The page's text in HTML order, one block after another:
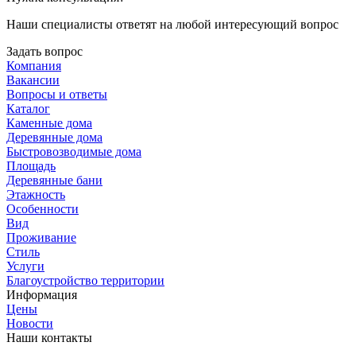
Наши специалисты ответят на любой интересующий вопрос
Задать вопрос
Компания
Вакансии
Вопросы и ответы
Каталог
Каменные дома
Деревянные дома
Быстровозводимые дома
Площадь
Деревянные бани
Этажность
Особенности
Вид
Проживание
Стиль
Услуги
Благоустройство территории
Информация
Цены
Новости
Наши контакты